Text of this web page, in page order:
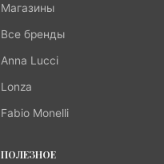
Магазины
Все бренды
Anna Lucci
Lonza
Fabio Monelli
ПОЛЕЗНОЕ